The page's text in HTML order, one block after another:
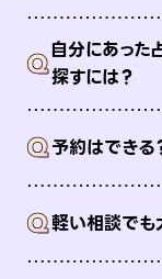
Q自分にあった
探すには？
Q予約はできる
Q軽い相談でも